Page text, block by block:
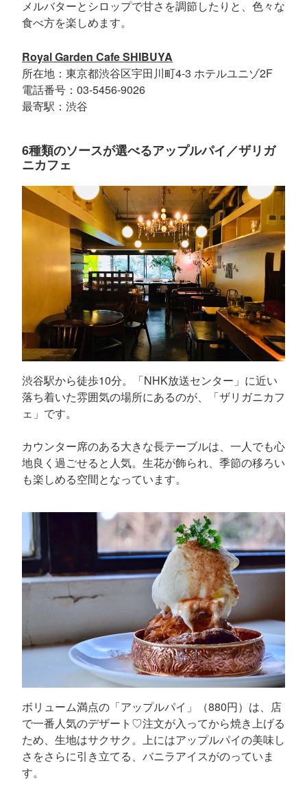
メルバターとシロップで甘さを調節したりと、色々な
食べ方を楽しめます。
Royal Garden Cafe SHIBUYA
所在地：東京都渋谷区宇田川町4-3 ホテルユニゾ2F
電話番号：03-5456-9026
最寄駅：渋谷
6種類のソースが選べるアップルパイ／ザリガ
ニカフェ
渋谷駅から徒歩10分。「NHK放送センター」に近い
落ち着いた雰囲気の場所にあるのが、「ザリガニカフ
ェ」です。
カウンター席のある大きな長テーブルは、一人でも心
地良く過ごせると人気。生花が飾られ、季節の移ろい
も楽しめる空間となっています。
ボリューム満点の「アップルパイ」（880円）は、店
で一番人気のデザート♡注文が入ってから焼き上げる
ため、生地はサクサク。上にはアップルパイの美味し
さをさらに引き立てる、バニラアイスがのっていま
す。